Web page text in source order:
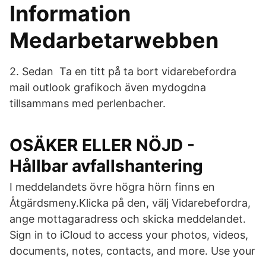
Information
Medarbetarwebben
2. Sedan Ta en titt på ta bort vidarebefordra
mail outlook grafikoch även mydogdna
tillsammans med perlenbacher.
OSÄKER ELLER NÖJD -
Hållbar avfallshantering
I meddelandets övre högra hörn finns en
Åtgärdsmeny.Klicka på den, välj Vidarebefordra,
ange mottagaradress och skicka meddelandet.
Sign in to iCloud to access your photos, videos,
documents, notes, contacts, and more. Use your